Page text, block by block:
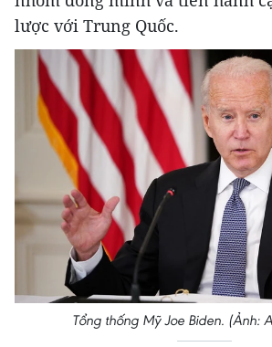
lược với Trung Quốc.
Tổng thống Mỹ Joe Biden. (Ảnh: